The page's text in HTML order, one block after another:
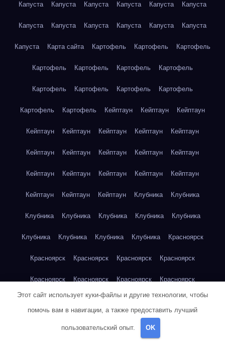
Капуста Капуста Капуста Капуста Капуста Капуста
Капуста Капуста Капуста Капуста Капуста Капуста
Капуста Карта сайта Картофель Картофель Картофель
Картофель Картофель Картофель Картофель
Картофель Картофель Картофель Картофель
Картофель Картофель Кейптаун Кейптаун Кейптаун
Кейптаун Кейптаун Кейптаун Кейптаун Кейптаун
Кейптаун Кейптаун Кейптаун Кейптаун Кейптаун
Кейптаун Кейптаун Кейптаун Кейптаун Кейптаун
Кейптаун Кейптаун Кейптаун Клубника Клубника
Клубника Клубника Клубника Клубника Клубника
Клубника Клубника Клубника Клубника Красноярск
Красноярск Красноярск Красноярск Красноярск
Красноярск Красноярск Красноярск Красноярск
Красноярск Красноярск Красноярск
Кукуруза
Этот сайт использует куки-файлы и другие технологии, чтобы
помочь вам в навигации, а также предоставить лучший
пользовательский опыт. OK